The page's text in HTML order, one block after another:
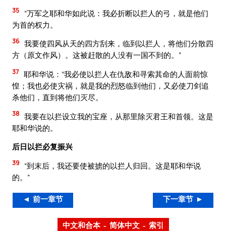
35
“万军之耶和华如此说：我必折断以拦人的弓，就是他们
为首的权力。
36 我要使四风从天的四方刮来，临到以拦人，将他们分散四
方（原文作风）。这被赶散的人没有一国不到的。”
37 耶和华说：“我必使以拦人在仇敌和寻索其命的人面前惊
惶；我也必使灾祸，就是我的烈怒临到他们，又必使刀剑追
杀他们，直到将他们灭尽。
38 我要在以拦设立我的宝座，从那里除灭君王和首领。这是
耶和华说的。
后日以拦必复振兴
39
“到末后，我还要使被掳的以拦人归回。这是耶和华说
的。”
◄ 前一章节 下一章节 ►
中文和合本 – 简体中文 – 索引